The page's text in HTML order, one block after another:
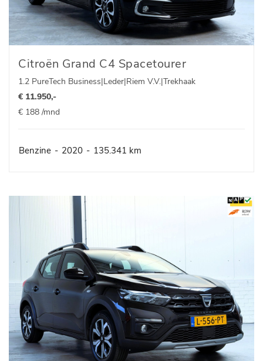
Citroën Grand C4 Spacetourer
1.2 PureTech Business|Leder|Riem V.V.|Trekhaak
€ 11.950,-
€ 188 /mnd
Benzine - 2020 - 135.341 km